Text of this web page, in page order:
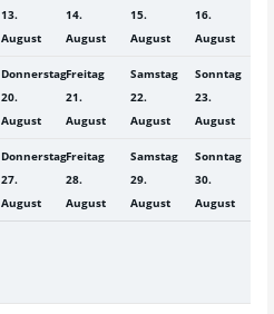
13.
August
14.
August
15.
August
16.
August
Donnerstag
20.
August
Freitag
21.
August
Samstag
22.
August
Sonntag
23.
August
Donnerstag
27.
August
Freitag
28.
August
Samstag
29.
August
Sonntag
30.
August